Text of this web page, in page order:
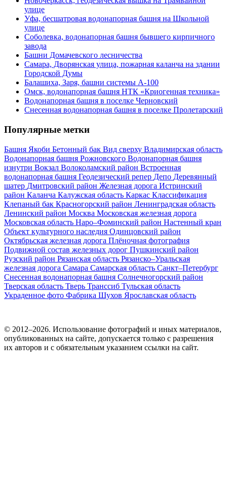
улице
Уфа, бесшатровая водонапорная башня на Школьной
улице
Соболевка, водонапорная башня бывшего кирпичного
завода
Башни Домачевского лесничества
Самара, Дворянская улица, пожарная каланча на здании
Городской Думы
Балашиха, Заря, башни системы А-100
Омск, водонапорная башня НТК «Криогенная техника»
Водонапорная башня в поселке Черновский
Снесенная водонапорная башня в поселке Пролетарский
Популярные метки
Башня Якоби Бетонный бак Вид сверху Владимирская область
Водонапорная башня Рожновского Водонапорная башня
изнутри Вокзал Волоколамский район Встроенная
водонапорная башня Геодезический репер Депо Деревянный
шатер Дмитровский район Железная дорога Истринский
район Каланча Калужская область Каркас Классификация
Клепаный бак Красногорский район Ленинградская область
Ленинский район Москва Московская железная дорога
Московская область Наро–Фоминский район Настенный кран
Объект культурного наследия Одинцовский район
Октябрьская железная дорога Плёночная фотография
Подвижной состав железных дорог Пушкинский район
Рузский район Рязанская область Рязанско–Уральская
железная дорога Самара Самарская область Санкт–Петербург
Снесенная водонапорная башня Солнечногорский район
Тверская область Тверь Транссиб Тульская область
Украденное фото Фабрика Шухов Ярославская область
© 2012–2026. Использование фотографий и иных материалов,
опубликованных на сайте, допускается только с разрешения
их авторов и c обязательным указанием ссылки на сайт.